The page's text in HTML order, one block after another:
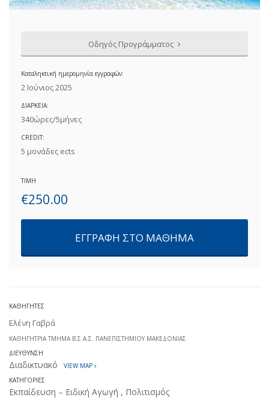
Οδηγός Προγράμματος
Καταληκτική ημερομηνία εγγραφών:
2 Ιούνιος 2025
ΔΙΑΡΚΕΙΑ:
340ώρες/5μήνες
CREDIT:
5 μονάδες ects
ΤΙΜΗ
€250.00
ΕΓΓΡΑΦΗ ΣΤΟ ΜΑΘΗΜΑ
ΚΑΘΗΓΗΤΕΣ
Ελένη Γαβρά
ΚΑΘΗΓΉΤΡΙΑ ΤΜΉΜΑ Β.Σ.Α.Σ. ΠΑΝΕΠΙΣΤΗΜΊΟΥ ΜΑΚΕΔΟΝΊΑΣ
ΔΙΕΎΘΥΝΣΗ
Διαδικτυακό
VIEW MAP
ΚΑΤΗΓΟΡΊΕΣ
Εκπαίδευση – Ειδική Αγωγή , Πολιτισμός